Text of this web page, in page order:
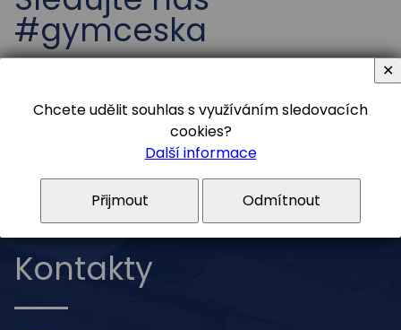
#gymceska
Youtube Instagram
Kontakty
Chcete udělit souhlas s využíváním sledovacích
cookies?
Další informace
Přijmout Odmítnout
✕